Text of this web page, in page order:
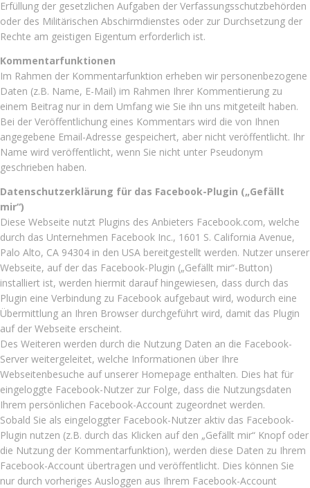
Erfüllung der gesetzlichen Aufgaben der Verfassungsschutzbehörden
oder des Militärischen Abschirmdienstes oder zur Durchsetzung der
Rechte am geistigen Eigentum erforderlich ist.
Kommentarfunktionen
Im Rahmen der Kommentarfunktion erheben wir personenbezogene
Daten (z.B. Name, E-Mail) im Rahmen Ihrer Kommentierung zu
einem Beitrag nur in dem Umfang wie Sie ihn uns mitgeteilt haben.
Bei der Veröffentlichung eines Kommentars wird die von Ihnen
angegebene Email-Adresse gespeichert, aber nicht veröffentlicht. Ihr
Name wird veröffentlicht, wenn Sie nicht unter Pseudonym
geschrieben haben.
Datenschutzerklärung für das Facebook-Plugin („Gefällt
mir“)
Diese Webseite nutzt Plugins des Anbieters Facebook.com, welche
durch das Unternehmen Facebook Inc., 1601 S. California Avenue,
Palo Alto, CA 94304 in den USA bereitgestellt werden. Nutzer unserer
Webseite, auf der das Facebook-Plugin („Gefällt mir“-Button)
installiert ist, werden hiermit darauf hingewiesen, dass durch das
Plugin eine Verbindung zu Facebook aufgebaut wird, wodurch eine
Übermittlung an Ihren Browser durchgeführt wird, damit das Plugin
auf der Webseite erscheint.
Des Weiteren werden durch die Nutzung Daten an die Facebook-
Server weitergeleitet, welche Informationen über Ihre
Webseitenbesuche auf unserer Homepage enthalten. Dies hat für
eingeloggte Facebook-Nutzer zur Folge, dass die Nutzungsdaten
Ihrem persönlichen Facebook-Account zugeordnet werden.
Sobald Sie als eingeloggter Facebook-Nutzer aktiv das Facebook-
Plugin nutzen (z.B. durch das Klicken auf den „Gefällt mir“ Knopf oder
die Nutzung der Kommentarfunktion), werden diese Daten zu Ihrem
Facebook-Account übertragen und veröffentlicht. Dies können Sie
nur durch vorheriges Ausloggen aus Ihrem Facebook-Account